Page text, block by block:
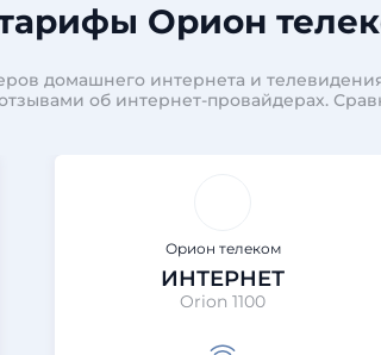
Орион
домашнего интернета и
об интернет-провайдерах.
Орион телеком
ИНТЕРНЕТ
Orion 1100